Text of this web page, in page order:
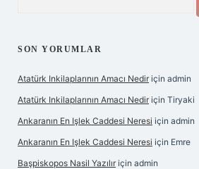
SON YORUMLAR
Atatürk Inkilaplarının Amacı Nedir için admin
Atatürk Inkilaplarının Amacı Nedir için Tiryaki
Ankaranın En Işlek Caddesi Neresi için admin
Ankaranın En Işlek Caddesi Neresi için Emre
Başpiskopos Nasil Yazılır için admin